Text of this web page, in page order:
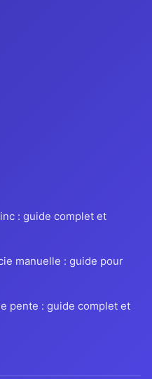
: guide complet et
manuelle : guide pour
pente : guide complet et